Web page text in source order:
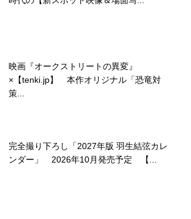
映画『オークストリートの異変』
×【tenki.jp】 本作オリジナル「恐竜対
策...
完全撮り下ろし「2027年版 羽生結弦カレ
ンダー」 2026年10月発売予定 【...